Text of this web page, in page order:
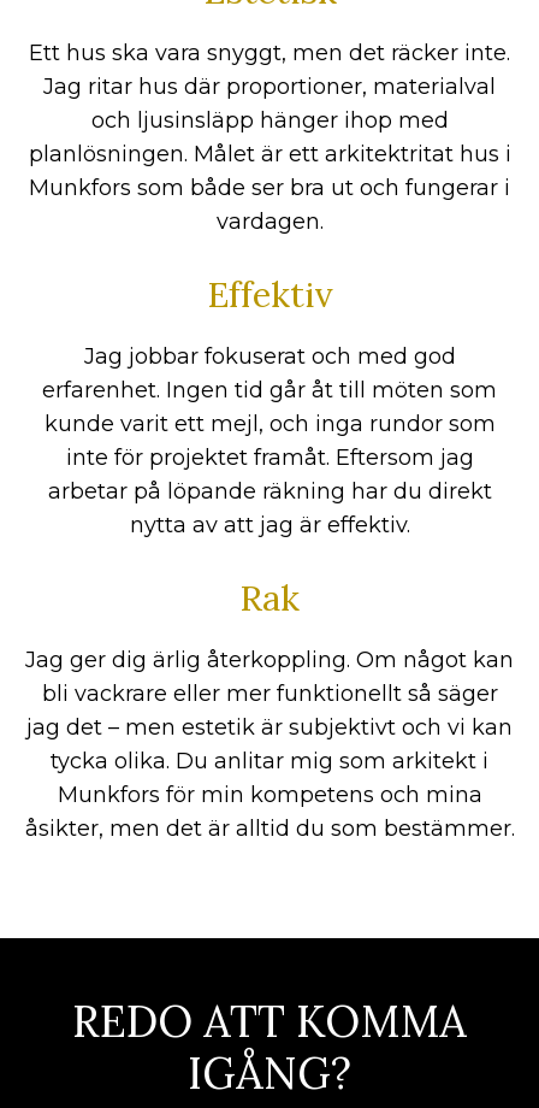
Ett hus ska vara snyggt, men det räcker inte.
Jag ritar hus där proportioner, materialval
och ljusinsläpp hänger ihop med
planlösningen. Målet är ett arkitektritat hus i
Munkfors som både ser bra ut och fungerar i
vardagen.
Effektiv
Jag jobbar fokuserat och med god
erfarenhet. Ingen tid går åt till möten som
kunde varit ett mejl, och inga rundor som
inte för projektet framåt. Eftersom jag
arbetar på löpande räkning har du direkt
nytta av att jag är effektiv.
Rak
Jag ger dig ärlig återkoppling. Om något kan
bli vackrare eller mer funktionellt så säger
jag det – men estetik är subjektivt och vi kan
tycka olika. Du anlitar mig som arkitekt i
Munkfors för min kompetens och mina
åsikter, men det är alltid du som bestämmer.
REDO ATT KOMMA
IGÅNG?